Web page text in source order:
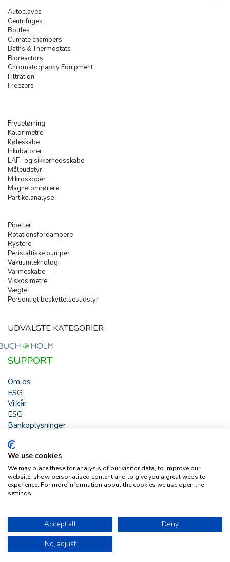
Autoclaves
Centrifuges
Bottles
Climate chambers
Baths & Thermostats
Bioreactors
Chromatography Equipment
Filtration
Freezers
Frysetørring
Kalorimetre
Køleskabe
Inkubatorer
LAF- og sikkerhedsskabe
Måleudstyr
Mikroskoper
Magnetomrørere
Partikelanalyse
Pipetter
Rotationsfordampere
Rystere
Peristaltiske pumper
Vakuumteknologi
Varmeskabe
Viskosimetre
Vægte
Personligt beskyttelsesudstyr
UDVALGTE KATEGORIER
SUPPORT
Om os
ESG
Vilkår
ESG
Bankoplysninger
HJÆLP
Buch & Holm A/S - Marielundvej 39 - DK-2730 Herlev -
Tlf. +45 44 54 00 00 - e-mail:b-h@buch-holm.dk- CVR-nr.:
DK-19993345
We use cookies
We may place these for analysis of our visitor data, to improve our
website, show personalised content and to give you a great website
experience. For more information about the cookies we use open the
settings.
Accept all
Deny
No, adjust